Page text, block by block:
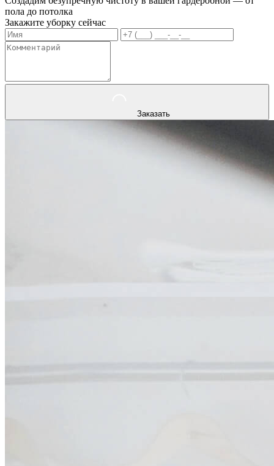
пола до потолка
Закажите уборку сейчас
Заказать